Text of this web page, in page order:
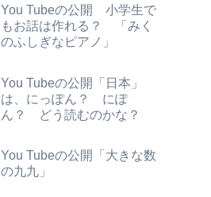
You Tubeの公開 小学生で
もお話は作れる？ 「みく
のふしぎなピアノ」
You Tubeの公開「日本」
は、にっぽん？ にぽ
ん？ どう読むのかな？
You Tubeの公開「大きな数
の九九」